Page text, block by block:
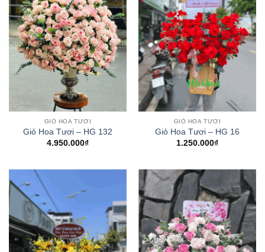
GIỎ HOA TƯƠI
Giỏ Hoa Tươi – HG 132
4.950.000₫
GIỎ HOA TƯƠI
Giỏ Hoa Tươi – HG 16
1.250.000₫